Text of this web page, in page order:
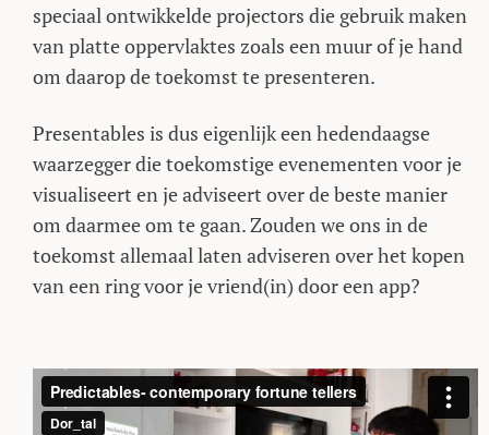
speciaal ontwikkelde projectors die gebruik maken
van platte oppervlaktes zoals een muur of je hand
om daarop de toekomst te presenteren.
Presentables is dus eigenlijk een hedendaagse
waarzegger die toekomstige evenementen voor je
visualiseert en je adviseert over de beste manier
om daarmee om te gaan. Zouden we ons in de
toekomst allemaal laten adviseren over het kopen
van een ring voor je vriend(in) door een app?